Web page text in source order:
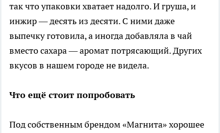
так что упаковки хватает надолго. И груша, и
инжир — десять из десяти. С ними даже
выпечку готовила, а иногда добавляла в чай
вместо сахара — аромат потрясающий. Других
вкусов в нашем городе не видела.
Что ещё стоит попробовать
Под собственным брендом «Магнита» хорошее